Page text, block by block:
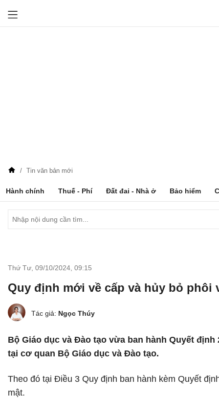
Tin văn bản mới
Hành chính Thuế - Phí Đất đai - Nhà ở Bảo hiểm
Thứ Tư, 09/10/2024 09:15
Quy định mới về cấp và hủy bỏ phôi
Tác giả: Ngọc Thúy
Bộ Giáo dục và Đào tạo vừa ban hành Quyết
tại cơ quan Bộ Giáo dục và Đào tạo.
Theo đó tại Điều 3 Quy định ban hành kèm Quyết
mật.